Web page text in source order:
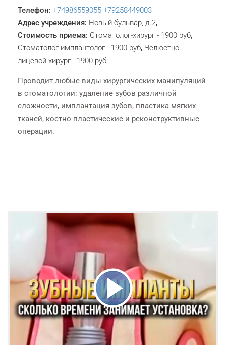
Телефон: +74986559055 +79258449003
Адрес учреждения: Новый бульвар, д.2,
Стоимость приема: Стоматолог-хирург - 1900 руб,
Стоматолог-имплантолог - 1900 руб, Челюстно-
лицевой хирург - 1900 руб
Проводит любые виды хирургических манипуляций
в стоматологии: удаление зубов различной
сложности, имплантация зубов, пластика мягких
тканей, костно-пластические и реконструктивные
операции.